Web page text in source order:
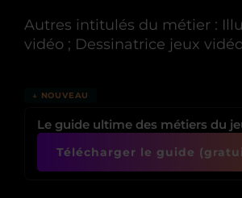
Autres intitulés du métier :
vidéo ; Dessinatrice jeux
↓ NOUVEAU
Le guide ultime des métiers du
Télécharger le guide